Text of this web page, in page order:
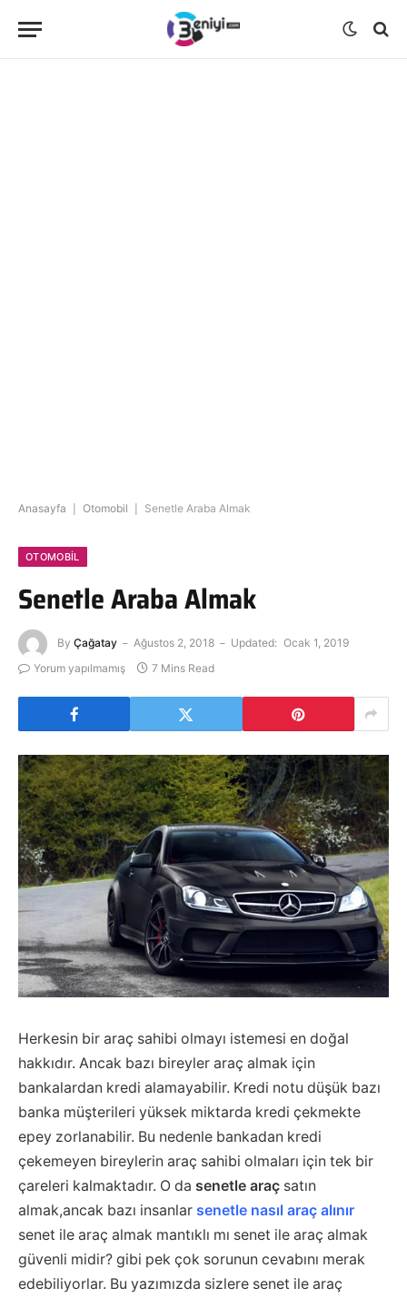
Anasayfa Otomobil Senetle Araba Almak
OTOMOBIL
Senetle Araba Almak
By Çağatay Ağustos 2, 2018 Updated: Ocak 1, 2019
Yorum yapılmamış
7 Mins Read
Herkesin bir araç sahibi olmayı istemesi en doğal
hakkıdır. Ancak bazı bireyler araç almak için
bankalardan kredi alamayabilir. Kredi notu düşük bazı
banka müşterileri yüksek miktarda kredi çekmekte
epey zorlanabilir. Bu nedenle bankadan kredi
çekemeyen bireylerin araç sahibi olmaları için tek bir
çareleri kalmaktadır. O da senetle araç satın
almak,ancak bazı insanlar senetle nasıl araç alınır
senet ile araç almak mantıklı mı senet ile araç almak
güvenli midir? gibi pek çok sorunun cevabını merak
edebiliyorlar. Bu yazımızda sizlere senet ile araç